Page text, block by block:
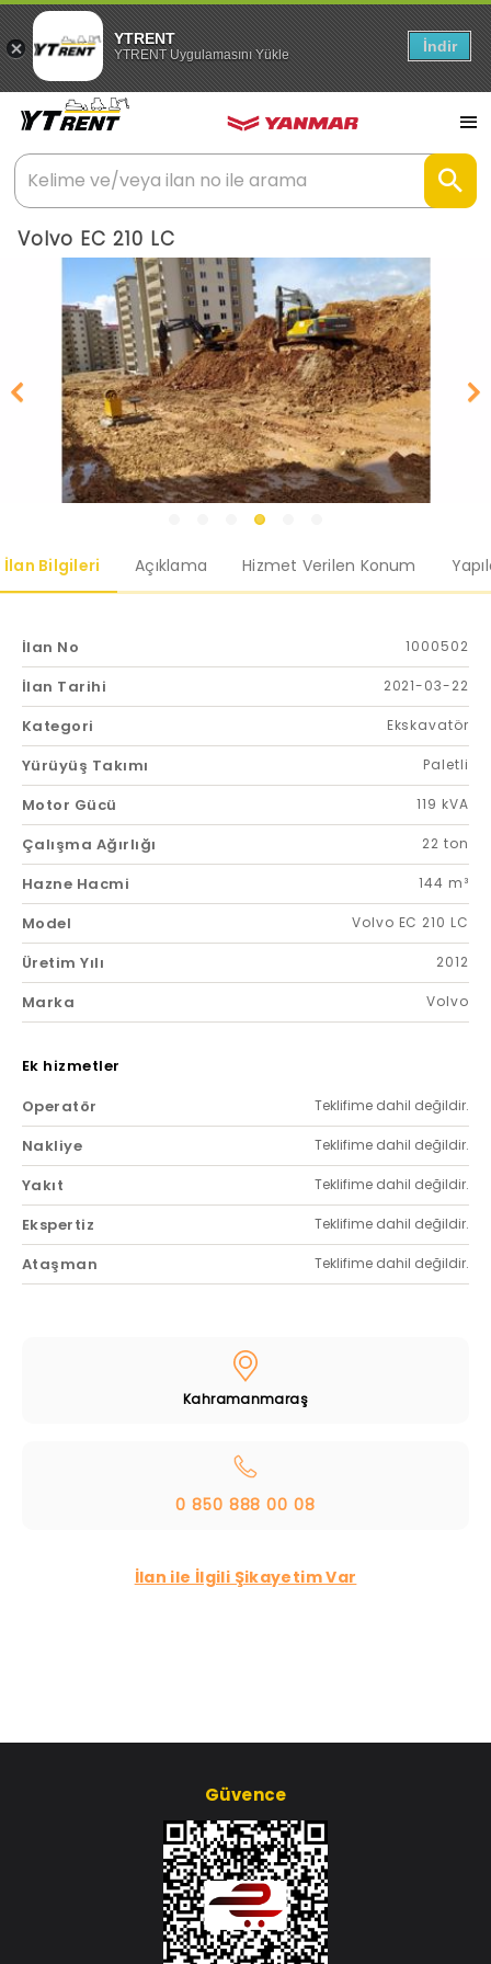
YTRENT
YTRENT Uygulamasını Yükle İndir
Volvo EC 210 LC
İlan Bilgileri Açıklama Hizmet Verilen Konum
İlan No 1000502
İlan Tarihi 2021-03-22
Kategori Ekskavatör
Yürüyüş Takımı Paletli
Motor Gücü 119 kVA
Çalışma Ağırlığı 22 ton
Hazne Hacmi 144 m³
Model Volvo EC 210 LC
Üretim Yılı 2012
Marka Volvo
Ek hizmetler
Operatör
Teklifime dahil değildir.
Nakliye Teklifime dahil değildir.
Yakıt Teklifime dahil değildir.
Ekspertiz Teklifime dahil değildir.
Ataşman Teklifime dahil değildir.
Kahramanmaraş
0 850 888 00 08
İlan ile İlgili Şikayetim Var
Güvence